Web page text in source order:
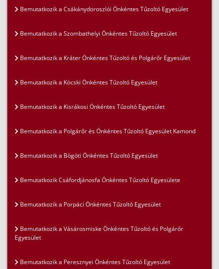
Bemutatkozik a Csákánydoroszlói Önkéntes Tűzoltó Egyesület
Bemutatkozik a Szombathelyi Önkéntes Tűzoltó Egyesület
Bemutatkozik a Kráter Önkéntes Tűzoltó és Polgárőr Egyesület
Bemutatkozik a Köcski Önkéntes Tűzoltó Egyesület
Bemutatkozik a Kisrákosi Önkéntes Tűzoltó Egyesület
Bemutatkozik a Polgárőr és Önkéntes Tűzoltó Egyesület Kamond
Bemutatkozik a Bögöti Önkéntes Tűzoltó Egyesület
Bemutatkozik Csáfordjánosfa Önkéntes Tűzoltó Egyesülete
Bemutatkozik a Porpáci Önkéntes Tűzoltó Egyesület
Bemutatkozik a Vásárosmiske Önkéntes Tűzoltó és Polgárőr
Egyesület
Bemutatkozik a Peresznyei Önkéntes Tűzoltó Egyesület